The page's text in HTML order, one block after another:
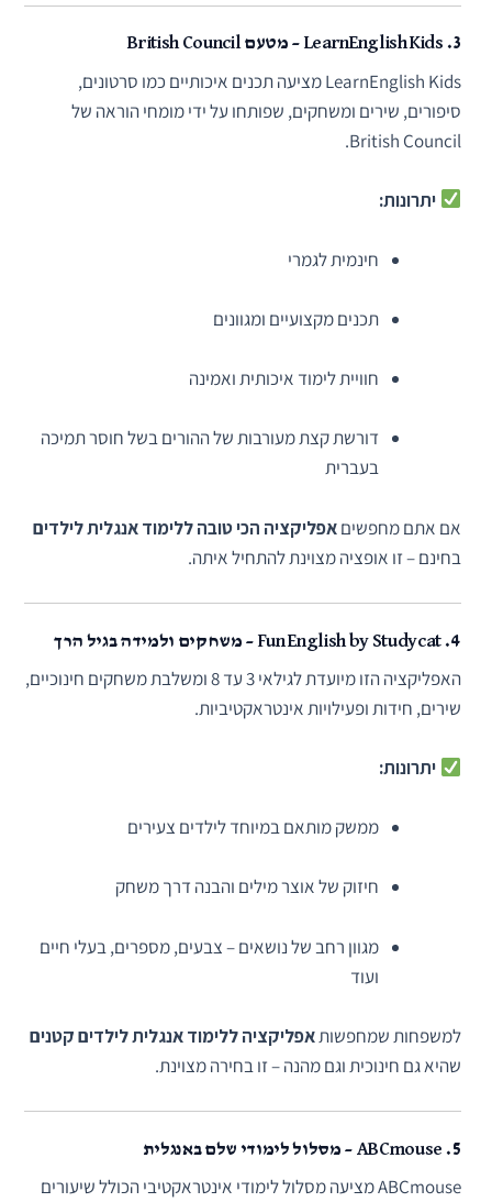
3. LearnEnglish Kids – מטעם British Council
LearnEnglish Kids מציעה תכנים איכותיים כמו סרטונים,
סיפורים, שירים ומשחקים, שפותחו על ידי מומחי הוראה של
British Council.
יתרונות:
חינמית לגמרי
תכנים מקצועיים ומגוונים
חוויית לימוד איכותית ואמינה
דורשת קצת מעורבות של ההורים בשל חוסר תמיכה
בעברית
אם אתם מחפשיםאפליקציה הכי טובה ללימוד אנגלית לילדים
בחינם – זו אופציה מצוינת להתחיל איתה.
4. Fun English by Studycat – משחקים ולמידה בגיל הרך
האפליקציה הזו מיועדת לגילאי 3 עד 8 ומשלבת משחקים חינוכיים,
שירים, חידות ופעילויות אינטראקטיביות.
יתרונות:
ממשק מותאם במיוחד לילדים צעירים
חיזוק של אוצר מילים והבנה דרך משחק
מגוון רחב של נושאים – צבעים, מספרים, בעלי חיים
ועוד
למשפחות שמחפשותאפליקציה ללימוד אנגלית לילדים קטנים
שהיא גם חינוכית וגם מהנה – זו בחירה מצוינת.
5. ABCmouse – מסלול לימודי שלם באנגלית
ABCmouse מציעה מסלול לימודי אינטראקטיבי הכולל שיעורים